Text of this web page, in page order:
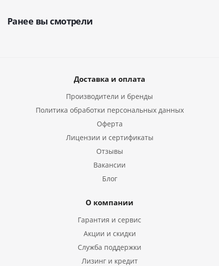
Ранее вы смотрели
Доставка и оплата
Производители и бренды
Политика обработки персональных данных
Оферта
Лицензии и сертификаты
Отзывы
Вакансии
Блог
О компании
Гарантия и сервис
Акции и скидки
Служба поддержки
Лизинг и кредит